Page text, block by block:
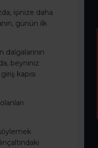
işinize daha
günün ilk
beyniniz
kapısı